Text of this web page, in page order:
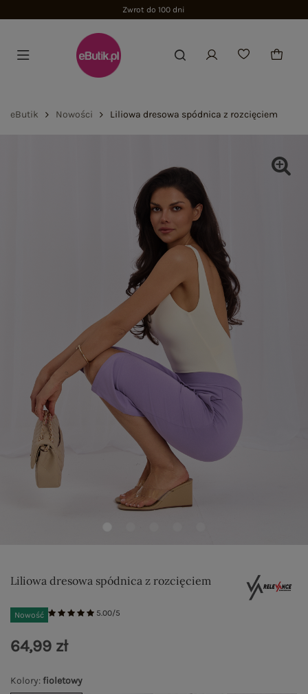
Zwrot do 100 dni
eButik Nowości Liliowa dresowa spódnica z rozcięciem
Liliowa dresowa spódnica z rozcięciem
Nowość 5.00/5
Kolory:fioletowy
64,99 zł